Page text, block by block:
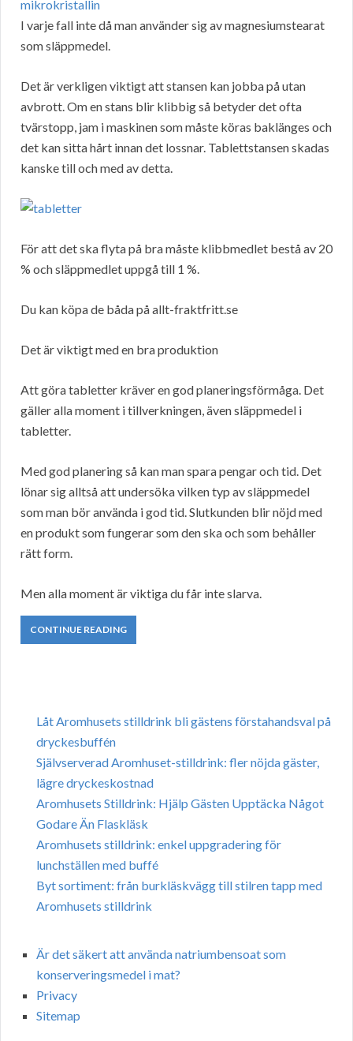
mikrokristallin
I varje fall inte då man använder sig av magnesiumstearat
som släppmedel.
Det är verkligen viktigt att stansen kan jobba på utan
avbrott. Om en stans blir klibbig så betyder det ofta
tvärstopp, jam i maskinen som måste köras baklänges och
det kan sitta hårt innan det lossnar. Tablettstansen skadas
kanske till och med av detta.
För att det ska flyta på bra måste klibbmedlet bestå av 20
% och släppmedlet uppgå till 1 %.
Du kan köpa de båda på allt-fraktfritt.se
Det är viktigt med en bra produktion
Att göra tabletter kräver en god planeringsförmåga. Det
gäller alla moment i tillverkningen, även släppmedel i
tabletter.
Med god planering så kan man spara pengar och tid. Det
lönar sig alltså att undersöka vilken typ av släppmedel
som man bör använda i god tid. Slutkunden blir nöjd med
en produkt som fungerar som den ska och som behåller
rätt form.
Men alla moment är viktiga du får inte slarva.
CONTINUE READING
Låt Aromhusets stilldrink bli gästens förstahandsval på
dryckesbuffén
Självserverad Aromhuset-stilldrink: fler nöjda gäster,
lägre dryckeskostnad
Aromhusets Stilldrink: Hjälp Gästen Upptäcka Något
Godare Än Flaskläsk
Aromhusets stilldrink: enkel uppgradering för
lunchställen med buffé
Byt sortiment: från burkläskvägg till stilren tapp med
Aromhusets stilldrink
Är det säkert att använda natriumbensoat som
konserveringsmedel i mat?
Privacy
Sitemap